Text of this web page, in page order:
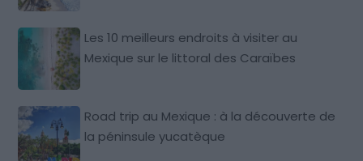
Les 10 meilleurs endroits à visiter au
Mexique sur le littoral des Caraïbes
Road trip au Mexique : à la découverte de
la péninsule yucatèque